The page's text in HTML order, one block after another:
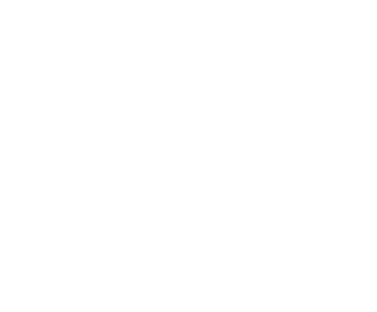
trezor, balkón alebo terasa, bez špecifikácie výhľadu.
zdarma oproti konzumácii za 15e, hotelová reštaurácia a plážový bar.
v rozmedzí 12:00-19:00)